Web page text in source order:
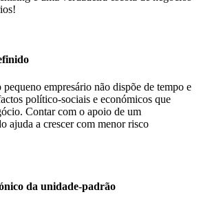
empresário não dispõe de tempo e
político-sociais e económicos que
Contar com o apoio de um
ajuda a crescer com menor risco
da unidade-padrão